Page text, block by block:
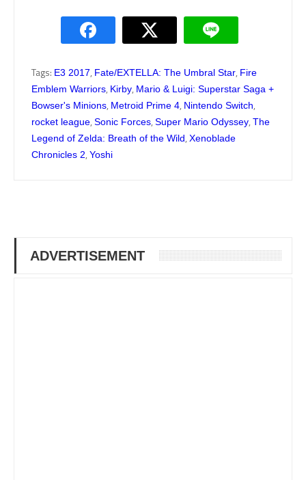
Tags: E3 2017, Fate/EXTELLA: The Umbral Star, Fire
Emblem Warriors, Kirby, Mario & Luigi: Superstar Saga +
Bowser's Minions, Metroid Prime 4, Nintendo Switch,
rocket league, Sonic Forces, Super Mario Odyssey, The
Legend of Zelda: Breath of the Wild, Xenoblade
Chronicles 2, Yoshi
ADVERTISEMENT